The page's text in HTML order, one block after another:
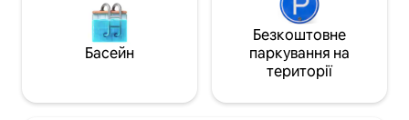
Басейн
Безкоштовне
паркування на
території